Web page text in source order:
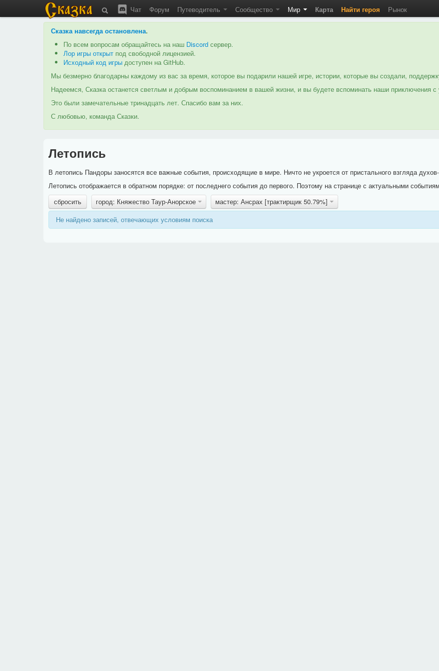
Чат Форум Путеводитель Сообщество Мир Карта Найти героя Рынок
Сказка навсегда остановлена.
По всем вопросам обращайтесь на наш Discord сервер.
Лор игры открыт под свободной лицензией.
Исходный код игры доступен на GitHub.
Мы безмерно благодарны каждому из вас за время, которое вы подарили нашей игре, истории, которые вы создали,
Надеемся, Сказка останется светлым и добрым воспоминанием в вашей жизни, и вы будете вспоминать наши приключения с
Это были замечательные тринадцать лет. Спасибо вам за них.
С любовью, команда Сказки.
Летопись
В летопись Пандоры заносятся все важные события, происходящие в мире. Ничто не укроется от пристального взгляда
Летопись отображается в обратном порядке: от последнего события до первого. Поэтому на странице с актуальными
сбросить
город: Княжество Таур-Анорское
мастер: Ансрах [трактирщик 50.79%]
Не найдено записей, отвечающих условиям поиска